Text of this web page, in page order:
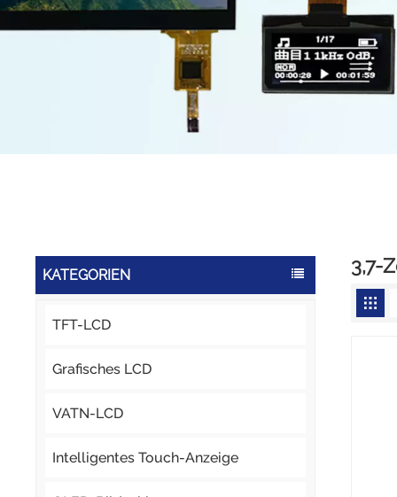
KATEGORIEN
TFT-LCD
Grafisches LCD
VATN-LCD
Intelligentes Touch-Anzeige
3,7-